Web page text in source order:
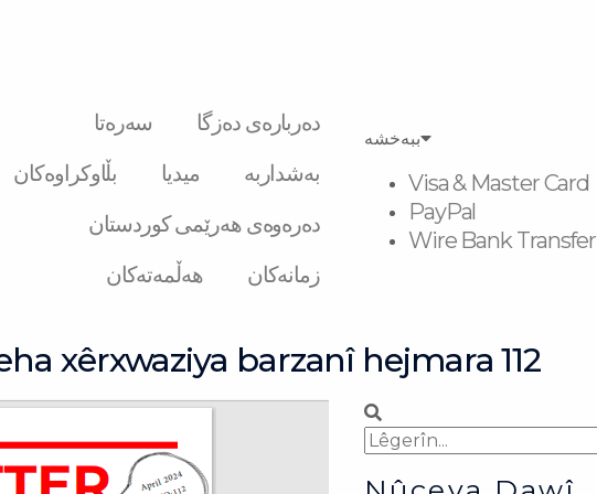
سەرەتا
دەربارەی دەزگا
بڵاوکراوەکان
میدیا
بەشداربە
دەرەوەی هەرێمی کوردستان
هەڵمەتەکان
زمانەکان
ببەخشە
Visa & Master Card
PayPal
Wire Bank Transfer
xêrxwaziya barzanî hejmara 112
Search
Search